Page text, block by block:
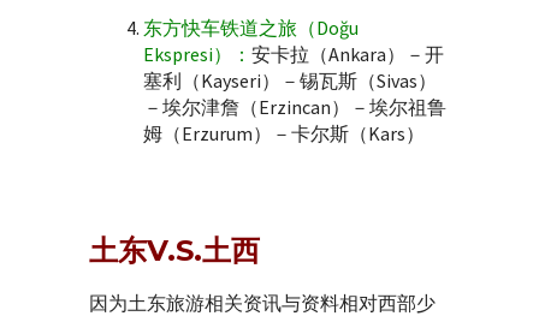
东方快车铁道之旅（Doğu
Ekspresi）： 安卡拉（Ankara）－开
塞利（Kayseri）－锡瓦斯（Sivas）
－埃尔津詹（Erzincan）－埃尔祖鲁
姆（Erzurum）－卡尔斯（Kars）
土东V.S.土西
因为土东旅游相关资讯与资料相对西部少